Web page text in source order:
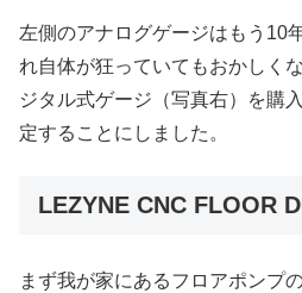
左側のアナログゲージはもう10
れ自体が狂っていてもおかしく
ジタル式ゲージ（写真右）を購
定することにしました。
LEZYNE CNC FLOOR
まず我が家にあるフロアポンプ